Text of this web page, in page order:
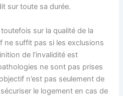
sur toute sa durée.
sur la qualité de la
ne suffit pas si les exclusions
de l’invalidité est
ne sont pas prises
n’est pas seulement de
le logement en cas de